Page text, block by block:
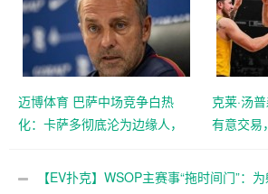
迈博体育 巴萨中场竞争白热
化：卡萨多彻底沦为边缘人，
克莱·汤
有意交易
路！
【EV扑克】WSOP主赛事“拖时间门”：